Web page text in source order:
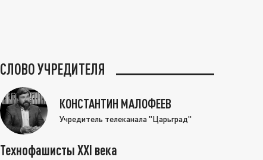
СЛОВО УЧРЕДИТЕЛЯ
КОНСТАНТИН МАЛОФЕЕВ
Учредитель телеканала "Царьград"
Технофашисты XXI века